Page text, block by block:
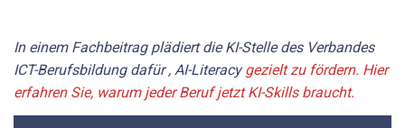
In einem Fachbeitrag plädiert die KI-Stelle des Verbandes
ICT-Berufsbildung dafür , AI-Literacygezielt zu fördern. Hier
erfahren Sie, warum jeder ­Beruf jetzt KI-Skills braucht.